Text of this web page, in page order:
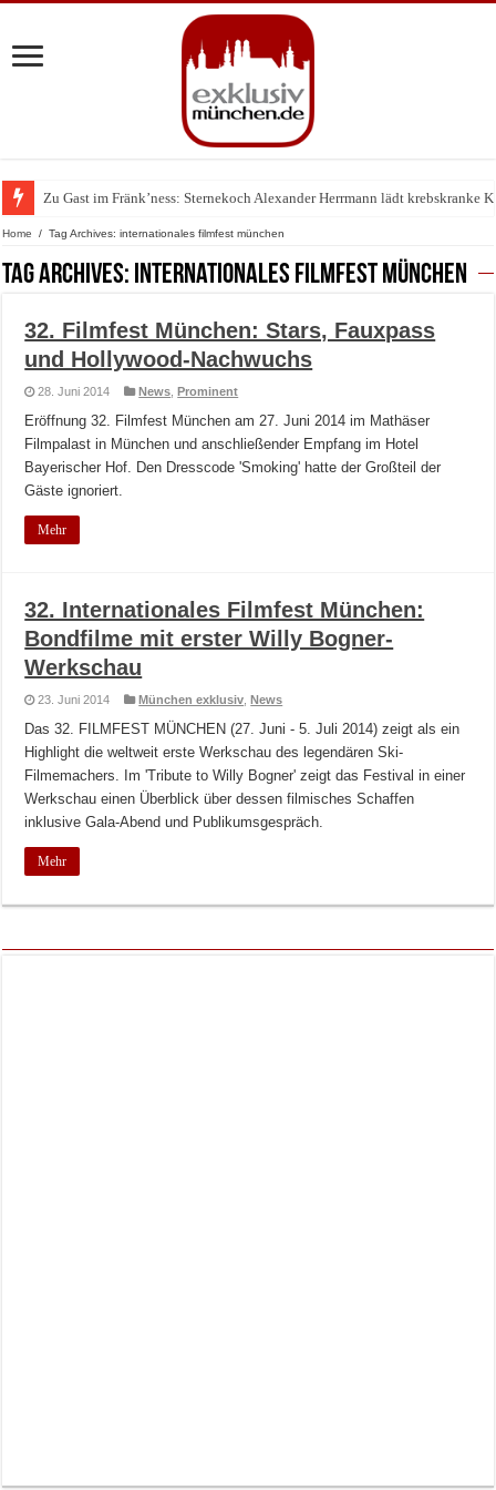
Zu Gast im Fränk’ness: Sternekoch Alexander Herrmann lädt krebskranke
Warum München gerade zum Treffpunkt der Lingerie-Branche wurde
Home / Tag Archives: internationales filmfest münchen
Tag Archives: internationales filmfest münchen
32. Filmfest München: Stars, Fauxpass
und Hollywood-Nachwuchs
28. Juni 2014 News ,Prominent
Eröffnung 32. Filmfest München am 27. Juni 2014 im Mathäser
Filmpalast in München und anschließender Empfang im Hotel
Bayerischer Hof. Den Dresscode 'Smoking' hatte der Großteil der
Gäste ignoriert.
Mehr
32. Internationales Filmfest München:
Bondfilme mit erster Willy Bogner-
Werkschau
23. Juni 2014 München exklusiv ,News
Das 32. FILMFEST MÜNCHEN (27. Juni - 5. Juli 2014) zeigt als ein
Highlight die weltweit erste Werkschau des legendären Ski-
Filmemachers. Im 'Tribute to Willy Bogner' zeigt das Festival in einer
Werkschau einen Überblick über dessen filmisches Schaffen
inklusive Gala-Abend und Publikumsgespräch.
Mehr